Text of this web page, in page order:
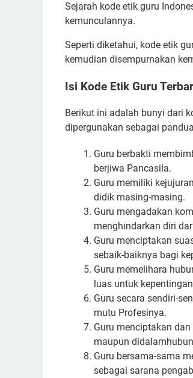
Sejarah kode etik guru
kemunculannya.
Seperti diketahui, kode etik
kemudian disempurnakan
Isi Kode Etik Guru
Berikut ini adalah bunyi dari
dipergunakan sebagai
Guru berbakti
berjiwa Pancasila.
Guru memiliki
didik masing-masing.
Guru mengadakan
menghindarkan diri
Guru menciptakan
sebaik-baiknya bagi
Guru memelihara
luas untuk
Guru secara sendiri-
mutu Profesinya.
Guru menciptakan
maupun
Guru bersama-sama
sebagai sarana